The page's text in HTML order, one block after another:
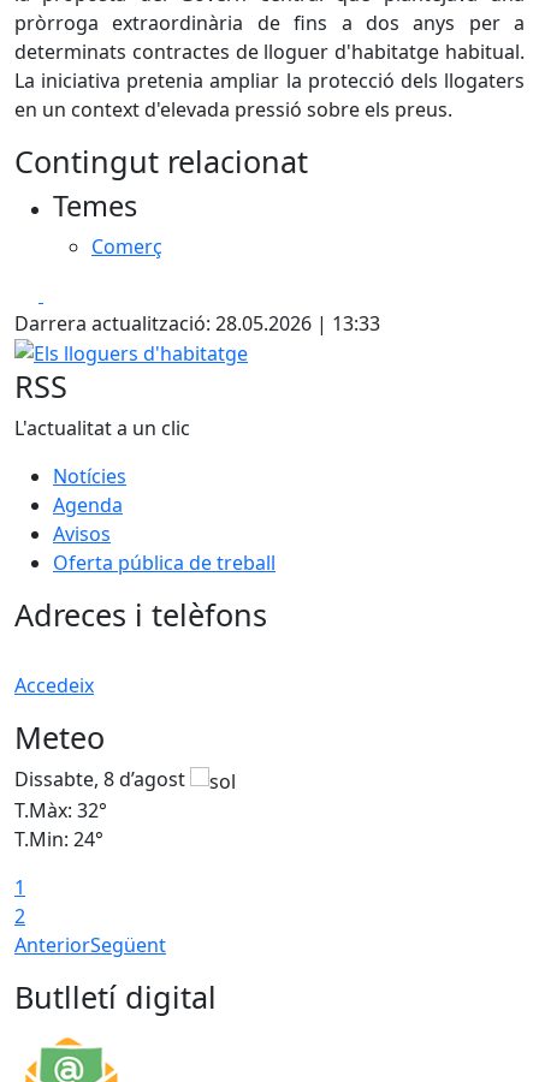
pròrroga extraordinària de fins a dos anys per a
determinats contractes de lloguer d'habitatge habitual.
La iniciativa pretenia ampliar la protecció dels llogaters
en un context d'elevada pressió sobre els preus.
Contingut relacionat
Temes
Comerç
Darrera actualització: 28.05.2026 | 13:33
Els lloguers d'habitatge
RSS
L'actualitat a un clic
Notícies
Agenda
Avisos
Oferta pública de treball
Adreces i telèfons
Accedeix
Meteo
Dissabte, 8 d’agost
T.Màx: 32°
T.Min: 24°
1
2
AnteriorSegüent
Butlletí digital